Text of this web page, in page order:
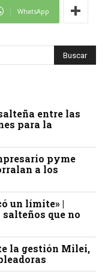
WhatsApp
entre las
para la
pyme
a los
un límite» |
que no
la gestión Milei,